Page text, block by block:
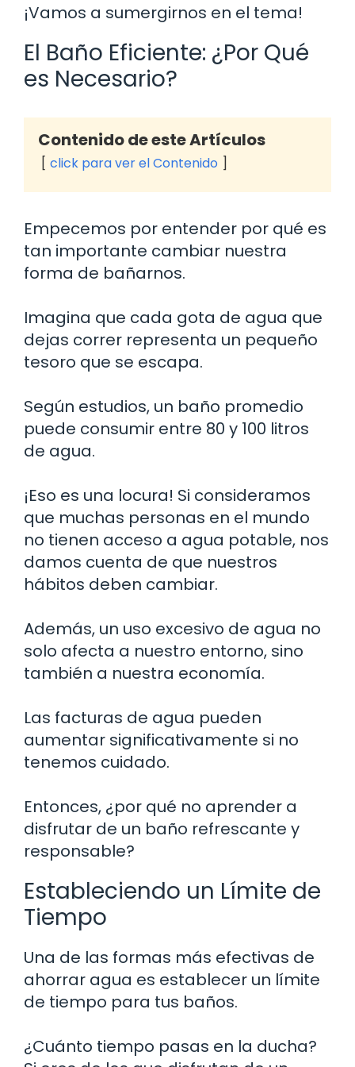
¡Vamos a sumergirnos en el tema!
El Baño Eficiente: ¿Por Qué
es Necesario?
Contenido de este Artículos
click para ver el Contenido
Empecemos por entender por qué es
tan importante cambiar nuestra
forma de bañarnos.
Imagina que cada gota de agua que
dejas correr representa un pequeño
tesoro que se escapa.
Según estudios, un baño promedio
puede consumir entre 80 y 100 litros
de agua.
¡Eso es una locura! Si consideramos
que muchas personas en el mundo
no tienen acceso a agua potable, nos
damos cuenta de que nuestros
hábitos deben cambiar.
Además, un uso excesivo de agua no
solo afecta a nuestro entorno, sino
también a nuestra economía.
Las facturas de agua pueden
aumentar significativamente si no
tenemos cuidado.
Entonces, ¿por qué no aprender a
disfrutar de un baño refrescante y
responsable?
Estableciendo un Límite de
Tiempo
Una de las formas más efectivas de
ahorrar agua es establecer un límite
de tiempo para tus baños.
¿Cuánto tiempo pasas en la ducha?